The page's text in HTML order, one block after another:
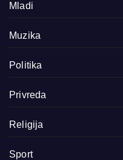
Mladi
Muzika
Politika
Privreda
Religija
Sport